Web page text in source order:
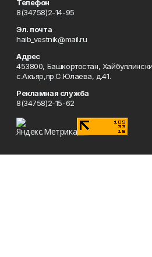
Телефон
8(34758)2-14-95
Эл. почта
haib_vestnik@mail.ru
Адрес
453800, Башкортостан,
с.Акъяр,пр.С.Юлаева, д.41.
Рекламная служба
8(34758)2-15-62